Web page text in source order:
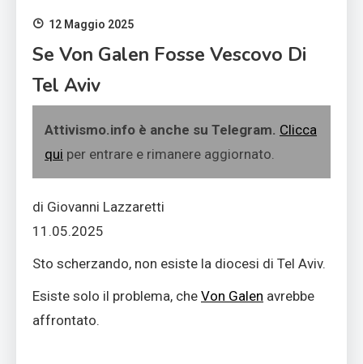
12 Maggio 2025
Se Von Galen Fosse Vescovo Di
Tel Aviv
Attivismo.info è anche su Telegram. Clicca
qui per entrare e rimanere aggiornato.
di Giovanni Lazzaretti
11.05.2025
Sto scherzando, non esiste la diocesi di Tel Aviv.
Esiste solo il problema, che Von Galen avrebbe
affrontato.